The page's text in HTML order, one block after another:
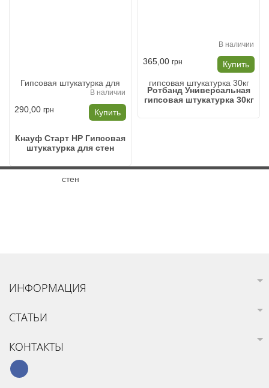
В наличии
290,00 грн Купить
Кнауф Старт HP Гипсовая
штукатурка для стен
В наличии
365,00 грн Купить
Ротбанд Универсальная
гипсовая штукатурка 30кг
ИНФОРМАЦИЯ
СТАТЬИ
КОНТАКТЫ